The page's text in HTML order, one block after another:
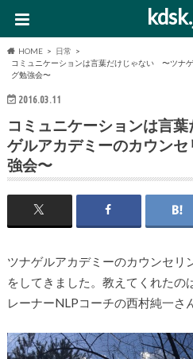
HOME
日常
コミュニケーションは言葉だけじゃない 〜ツナ
グ勉強会〜
2016.03.11
コミュニケーションは言
ゲルアカデミーのカウン
強会〜
ツナゲルアカデミーのカウンセリ
をしてきました。教えてくれたの
レーナーNLPコーチの西村純一さ